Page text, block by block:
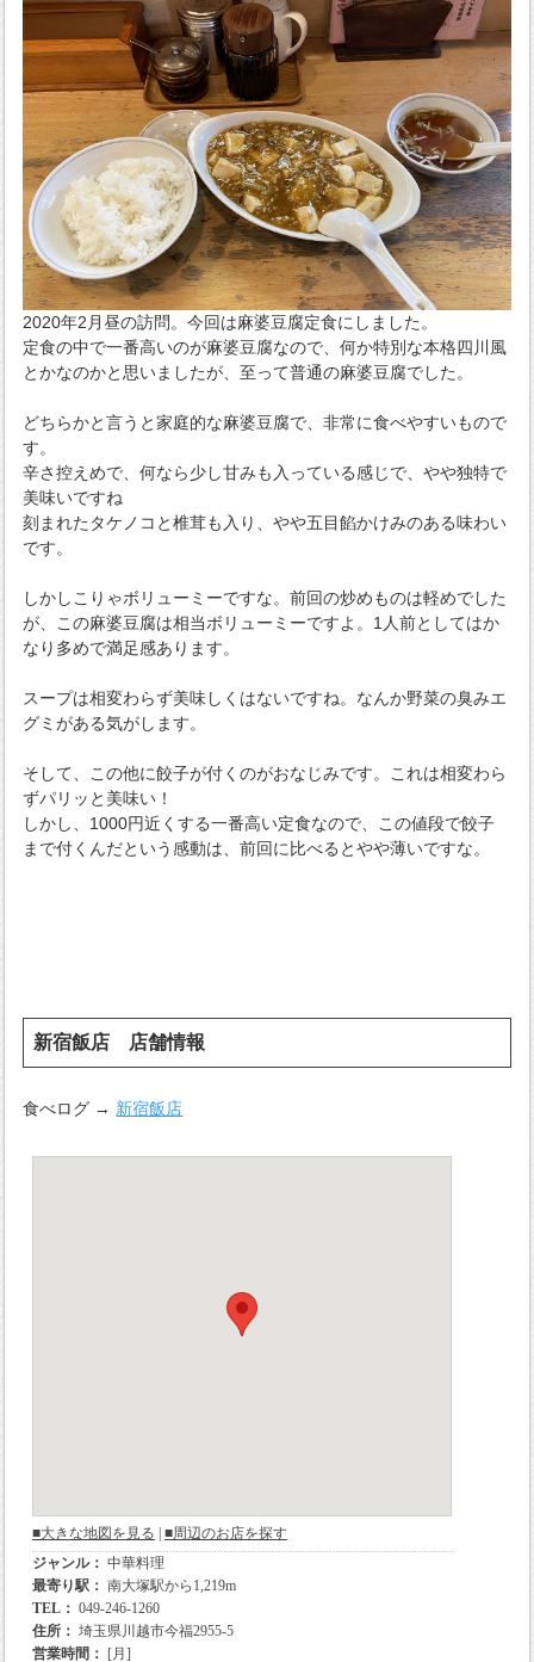
2020年2月昼の訪問。今回は麻婆豆腐定食にしました。
定食の中で一番高いのが麻婆豆腐なので、何か特別な本格四川風
とかなのかと思いましたが、至って普通の麻婆豆腐でした。
どちらかと言うと家庭的な麻婆豆腐で、非常に食べやすいもので
す。
辛さ控えめで、何なら少し甘みも入っている感じで、やや独特で
美味いですね
刻まれたタケノコと椎茸も入り、やや五目餡かけみのある味わい
です。
しかしこりゃボリューミーですな。前回の炒めものは軽めでした
が、この麻婆豆腐は相当ボリューミーですよ。1人前としてはか
なり多めで満足感あります。
スープは相変わらず美味しくはないですね。なんか野菜の臭みエ
グミがある気がします。
そして、この他に餃子が付くのがおなじみです。これは相変わら
ずパリッと美味い！
しかし、1000円近くする一番高い定食なので、この値段で餃子
まで付くんだという感動は、前回に比べるとやや薄いですな。
新宿飯店 店舗情報
食べログ → 新宿飯店